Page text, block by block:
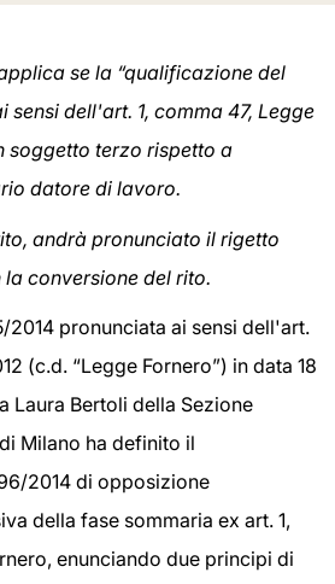
se la “qualificazione del
sensi dell'art. 1, comma 47, Legge
soggetto terzo rispetto a
datore di lavoro.
andrà pronunciato il rigetto
conversione del rito.
2014 pronunciata ai sensi dell'art.
(c.d. “Legge Fornero”) in data 18
Laura Bertoli della Sezione
Milano ha definito il
2014 di opposizione
della fase sommaria ex art. 1,
enunciando due principi di